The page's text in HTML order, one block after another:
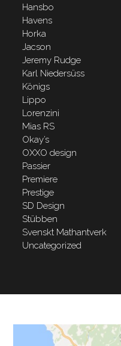
Hansbo
Havens
Horka
Jacson
Jeremy Rudge
Karl Niedersüss
Königs
Lippo
Lorenzini
Mias RS
Okay’s
OXXO design
Passier
Premiere
Prestige
SD Design
Stübben
Svenskt Mathantverk
Uncategorized